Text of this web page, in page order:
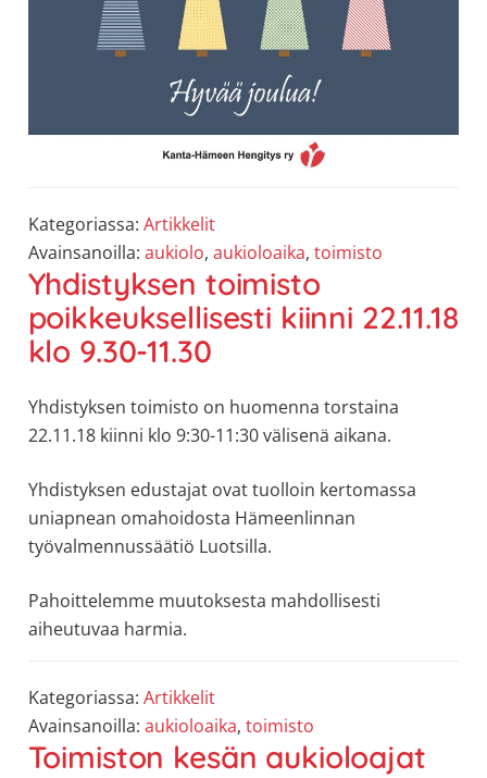
Kategoriassa: Artikkelit
Avainsanoilla: aukiolo, aukioloaika, toimisto
Yhdistyksen toimisto
poikkeuksellisesti kiinni 22.11.18
klo 9.30-11.30
Yhdistyksen toimisto on huomenna torstaina
22.11.18 kiinni klo 9:30-11:30 välisenä aikana.
Yhdistyksen edustajat ovat tuolloin kertomassa
uniapnean omahoidosta Hämeenlinnan
työvalmennussäätiö Luotsilla.
Pahoittelemme muutoksesta mahdollisesti
aiheutuvaa harmia.
Kategoriassa: Artikkelit
Avainsanoilla: aukioloaika, toimisto
Toimiston kesän aukioloajat